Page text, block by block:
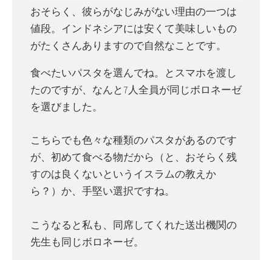
おそらく、彼らがなじみがない理由の一つは
値段。インドネシアには安くて美味しいもの
がたくさんありますので自然なことです。
食べたいパスタを選んでね。とスマホを渡し
たのですが、なんと7人全員が同じボロネーゼ
を選びました。
こちらでも色々な種類のパスタがあるのです
が、初めて食べる物だから（と、おそらく残
すのは良くないというイスラムの教えか
ら？）か、手堅い選択ですね。
こうなると私も、同席してくれた送出機関の
先生も同じボロネーゼ。